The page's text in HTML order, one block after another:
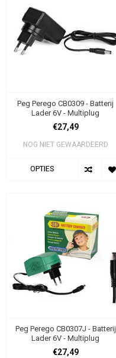
Peg Perego CB0309 - Batterij
Lader 6V - Multiplug
€27,49
NOG NIET GEWAARDEERD
OPTIES
Peg Perego CB0307J - Batterij
Lader 6V - Multiplug
€27,49